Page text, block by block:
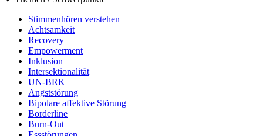
Stimmenhören verstehen
Achtsamkeit
Recovery
Empowerment
Inklusion
Intersektionalität
UN-BRK
Angststörung
Bipolare affektive Störung
Borderline
Burn-Out